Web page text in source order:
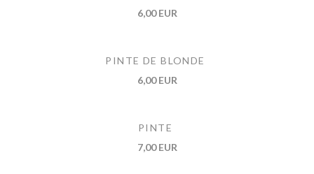
6,00 EUR
PINTE DE BLONDE
6,00 EUR
PINTE
7,00 EUR